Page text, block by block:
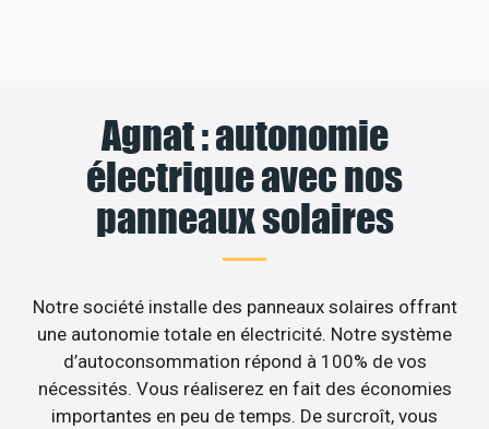
Agnat : autonomie
électrique avec nos
panneaux solaires
Notre société installe des panneaux solaires offrant
une autonomie totale en électricité. Notre système
d’autoconsommation répond à 100% de vos
nécessités. Vous réaliserez en fait des économies
importantes en peu de temps. De surcroît, vous